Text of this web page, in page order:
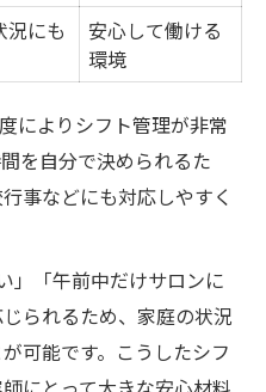
況にも
安心して働ける
環境
によりシフト管理が非常
を自分で決められるた
事などにも対応しやすく
」「午前中だけサロンに
られるため、家庭の状況
可能です。こうしたシフ